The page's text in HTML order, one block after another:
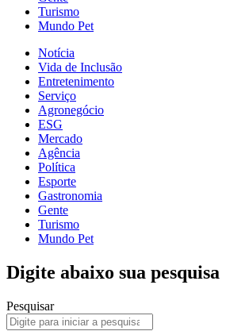
Turismo
Mundo Pet
Notícia
Vida de Inclusão
Entretenimento
Serviço
Agronegócio
ESG
Mercado
Agência
Política
Esporte
Gastronomia
Gente
Turismo
Mundo Pet
Digite abaixo sua pesquisa
Pesquisar